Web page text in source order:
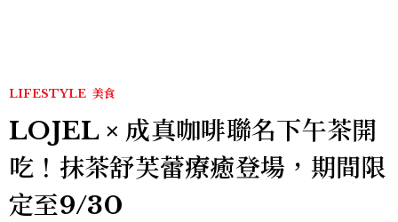
LIFESTYLE 美食
LOJEL × 成真咖啡聯名下午茶開
吃！抹茶舒芙蕾療癒登場，期間限
定至9/30